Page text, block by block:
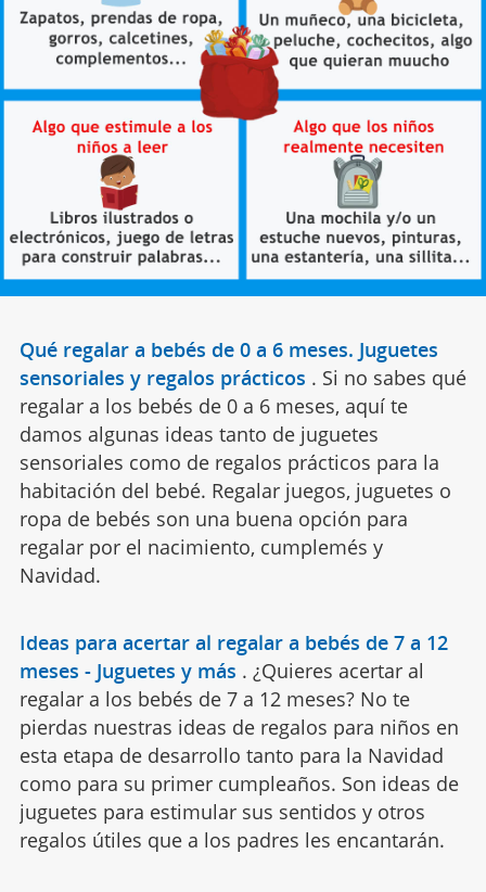
Qué regalar a bebés de 0 a 6 meses. Juguetes
sensoriales y regalos prácticos . Si no sabes qué
regalar a los bebés de 0 a 6 meses, aquí te
damos algunas ideas tanto de juguetes
sensoriales como de regalos prácticos para la
habitación del bebé. Regalar juegos, juguetes o
ropa de bebés son una buena opción para
regalar por el nacimiento, cumplemés y
Navidad.
Ideas para acertar al regalar a bebés de 7 a 12
meses - Juguetes y más . ¿Quieres acertar al
regalar a los bebés de 7 a 12 meses? No te
pierdas nuestras ideas de regalos para niños en
esta etapa de desarrollo tanto para la Navidad
como para su primer cumpleaños. Son ideas de
juguetes para estimular sus sentidos y otros
regalos útiles que a los padres les encantarán.